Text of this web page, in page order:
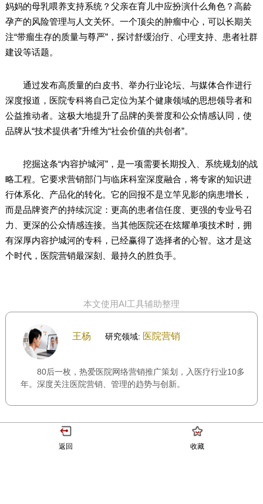
妈妈的母乳喂养支持系统？父亲在育儿中应扮演什么角色？高龄
孕产的风险管理与人文关怀。一个顶尖的肿瘤中心，可以长期关
注“带瘤生存的质量与尊严”，探讨舒缓治疗、心理支持、患者社群
建设等话题。
通过发布高质量的白皮书、举办行业论坛、与媒体合作进行
深度报道，医院专科将自己定位为某个健康领域的思想领导者和
公益推动者。这极大地提升了品牌的美誉度和公众情感认同，使
品牌从“技术提供者”升维为“社会价值的共创者”。
挖掘这条“内容护城河”，是一项需要长期投入、系统规划的战
略工程。它要求营销部门与临床科室深度融合，将专家的知识进
行体系化、产品化的转化。它的回报不是立竿见影的病患增长，
而是品牌资产的持续沉淀：更高的患者信任度、更强的专业号召
力、更深的公众情感连接。当其他医院还在炫耀单项技术时，拥
有深厚内容护城河的专科，已经赢得了选择者的心智。这才是这
个时代，医院营销最深刻、最持久的胜负手。
本文使用AI工具辅助整理
王杨 研究领域: 医院营销
80后一枚，热爱医院网络营销推广策划，入医疗行业10多
年。深度关注医院营销、管理的趋势与创新。
返回 收藏